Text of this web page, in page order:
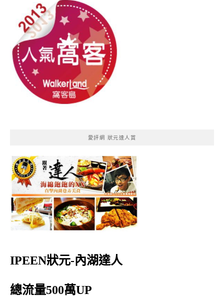
愛評網 狀元達人賞
IPEEN狀元-內湖達人
總流量500萬UP